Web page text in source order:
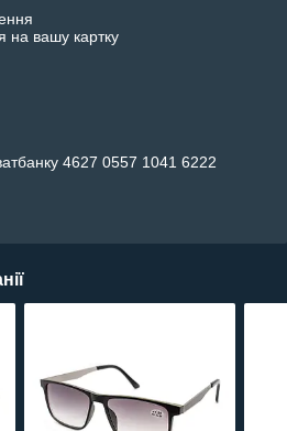
на вашу картку
4627 0557 1041 6222